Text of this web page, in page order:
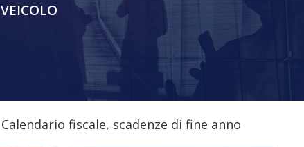
VEICOLO
Calendario fiscale, scadenze di fine anno